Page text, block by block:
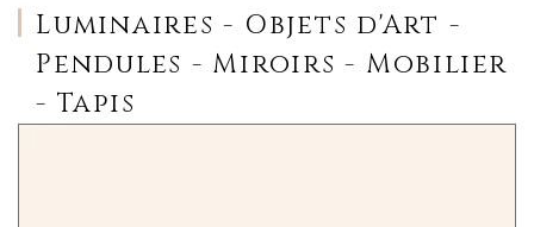
Luminaires - Objets d'Art -
Pendules - Miroirs - Mobilier
- Tapis